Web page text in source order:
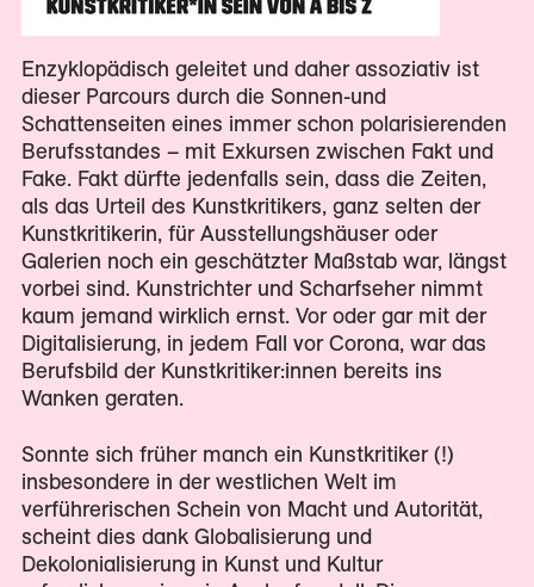
Enzyklopädisch geleitet und daher assoziativ ist
dieser Parcours durch die Sonnen-und
Schattenseiten eines immer schon polarisierenden
Berufsstandes – mit Exkursen zwischen Fakt und
Fake. Fakt dürfte jedenfalls sein, dass die Zeiten,
als das Urteil des Kunstkritikers, ganz selten der
Kunstkritikerin, für Ausstellungshäuser oder
Galerien noch ein geschätzter Maßstab war, längst
vorbei sind. Kunstrichter und Scharfseher nimmt
kaum jemand wirklich ernst. Vor oder gar mit der
Digitalisierung, in jedem Fall vor Corona, war das
Berufsbild der Kunstkritiker:innen bereits ins
Wanken geraten.
Sonnte sich früher manch ein Kunstkritiker (!)
insbesondere in der westlichen Welt im
verführerischen Schein von Macht und Autorität,
scheint dies dank Globalisierung und
Dekolonialisierung in Kunst und Kultur